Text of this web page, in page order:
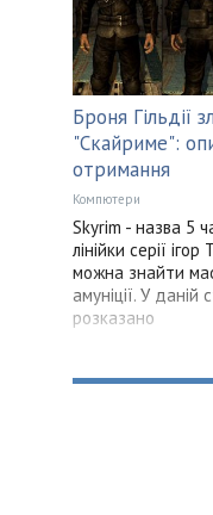
Броня Гільдії
"Скайриме":
отримання
Компютери
Skyrim - назва 5
лінійки серії
можна знайти
амуніції. У даній
розказано